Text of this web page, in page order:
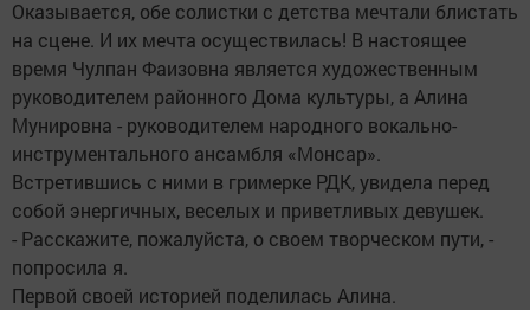
Оказывается, обе солистки с детства мечтали блистать
на сцене. И их мечта осуществилась! В настоящее
время Чулпан Фаизовна является художественным
руководителем районного Дома культуры, а Алина
Мунировна - руководителем народного вокально-
инструментального ансамбля «Монсар».
Встретившись с ними в гримерке РДК, увидела перед
собой энергичных, веселых и приветливых девушек.
- Расскажите, пожалуйста, о своем творческом пути, -
попросила я.
Первой своей историей поделилась Алина.